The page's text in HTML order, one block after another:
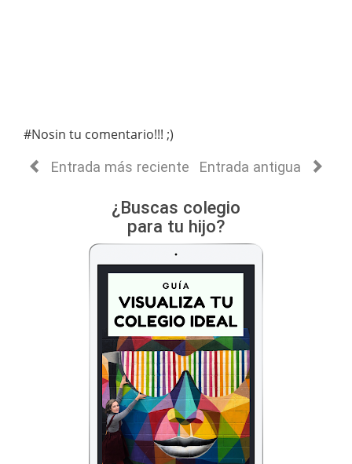
#Nosin tu comentario!!! ;)
Entrada más reciente Entrada antigua
¿Buscas colegio
para tu hijo?